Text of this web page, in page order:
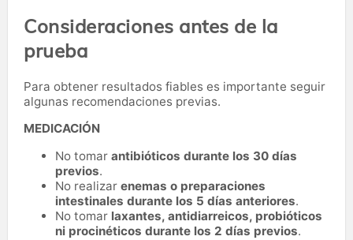
Consideraciones antes de la
prueba
Para obtener resultados fiables es importante seguir
algunas recomendaciones previas.
MEDICACIÓN
No tomar antibióticos durante los 30 días
previos.
No realizar enemas o preparaciones
intestinales durante los 5 días anteriores.
No tomar laxantes, antidiarreicos, probióticos
ni procinéticos durante los 2 días previos.